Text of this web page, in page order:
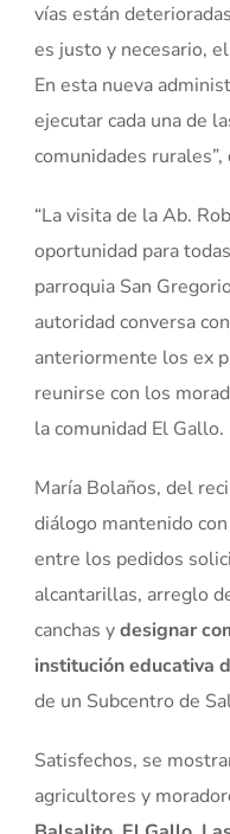
vías están
es justo y necesario,
En esta nueva
ejecutar cada una de
comunidades rurales”,
“La visita de la Ab.
oportunidad para
parroquia San
autoridad conversa
anteriormente los ex
reunirse con los
la comunidad El Gallo.
María Bolaños, del
diálogo mantenido
entre los pedidos
alcantarillas, arreglo
canchas ydesignar
institución educativa
de un Subcentro de
Satisfechos, se
agricultores y